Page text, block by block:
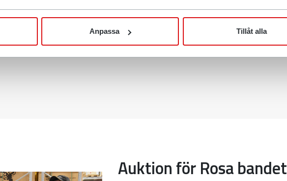
Anpassa Tillåt alla
gick hela vinnarbudet till
in över 100 000 kr till
och bidra? Vi har
krona räknas!
Auktion för Rosa bandet